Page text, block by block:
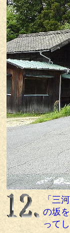
「三
の坂
って